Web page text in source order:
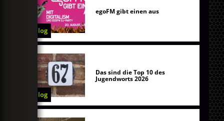
Blog
egoFM gibt einen aus
Blog
Das sind die Top 10 des
Jugendworts 2026